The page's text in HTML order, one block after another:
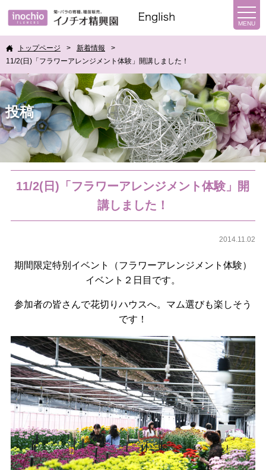
トップページ
新着情報
11/2(日)「フラワーアレンジメント体験」開講しました！
投稿
11/2(日)「フラワーアレンジメント体験」開
講しました！
2014.11.02
期間限定特別イベント（フラワーアレンジメント体験）
イベント２日目です。
参加者の皆さんで花切りハウスへ。マム選びも楽しそう
です！